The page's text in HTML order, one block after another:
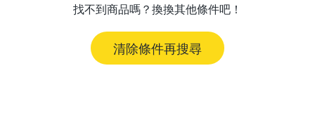
找不到商品嗎？換換其他條件吧！
清除條件再搜尋